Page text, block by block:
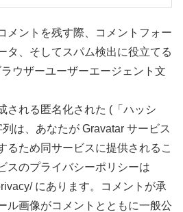
メントを残す際、コメントフォー
タ、そしてスパム検出に役立てる
ウザーユーザーエージェント文
される匿名化された (「ハッシ
は、あなたが Gravatar サービス
るため同サービスに提供されるこ
スのプライバシーポリシーは
にあります。コメントが承
ル画像がコメントとともに一般公